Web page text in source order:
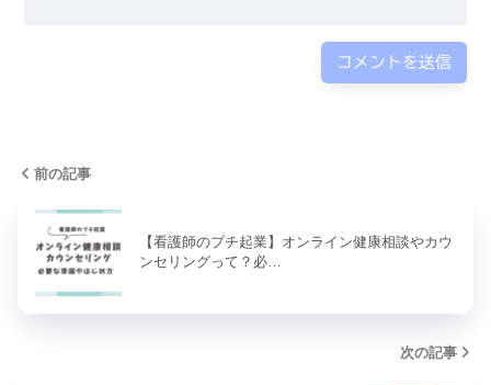
前の記事
【看護師のプチ起業】オンライン健康相談やカウ
ンセリングって？必…
次の記事